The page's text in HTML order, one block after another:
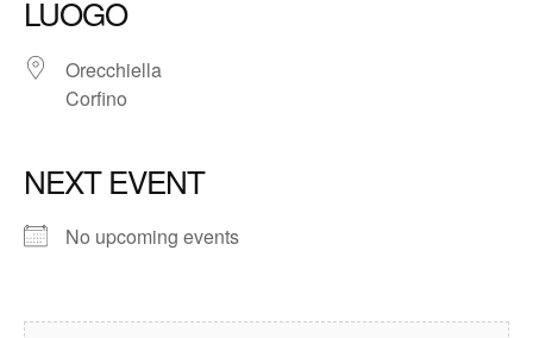
LUOGO
Orecchiella
Corfino
NEXT EVENT
No upcoming events